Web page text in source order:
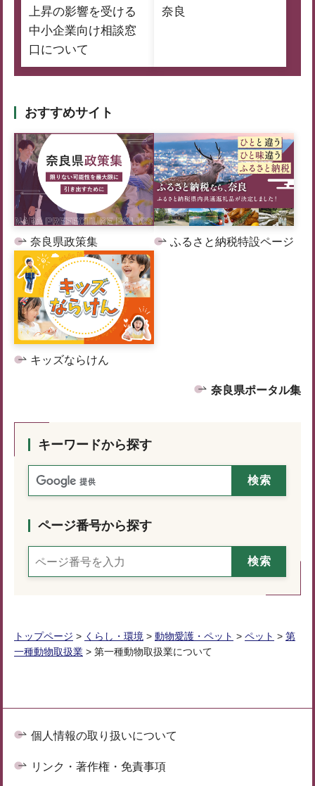
上昇の影響を受ける
中小企業向け相談窓
口について
奈良
おすすめサイト
奈良県政策集 ふるさと納税特設ページ
キッズならけん
奈良県ポータル集
キーワードから探す
ページ番号から探す
トップページ > くらし・環境 > 動物愛護・ペット > ペット > 第
一種動物取扱業 > 第一種動物取扱業について
個人情報の取り扱いについて
リンク・著作権・免責事項